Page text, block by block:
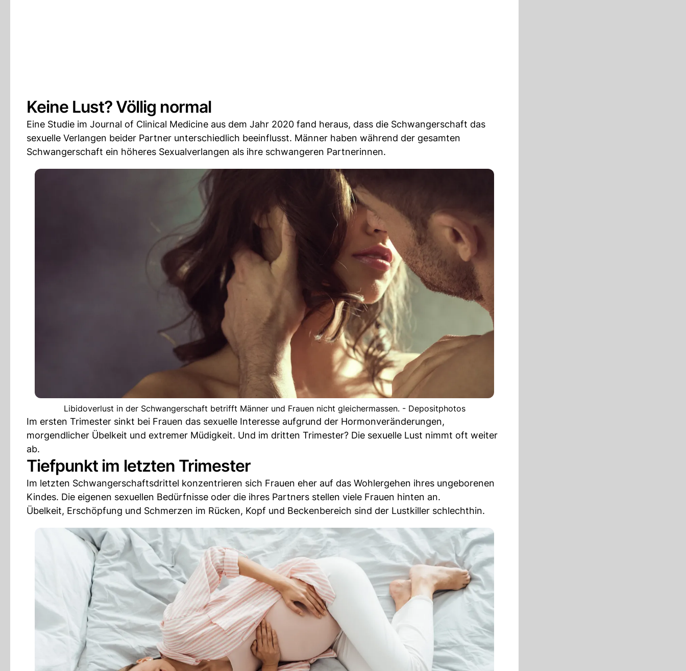
Keine Lust? Völlig normal
Eine Studie im Journal of Clinical Medicine aus dem Jahr 2020 fand heraus, dass die Schwangerschaft das
sexuelle Verlangen beider Partner unterschiedlich beeinflusst. Männer haben während der gesamten
Schwangerschaft ein höheres Sexualverlangen als ihre schwangeren Partnerinnen.
Libidoverlust in der Schwangerschaft betrifft Männer und Frauen nicht gleichermassen. - Depositphotos
Im ersten Trimester sinkt bei Frauen das sexuelle Interesse aufgrund der Hormonveränderungen,
morgendlicher Übelkeit und extremer Müdigkeit. Und im dritten Trimester? Die sexuelle Lust nimmt oft weiter
ab.
Tiefpunkt im letzten Trimester
Im letzten Schwangerschaftsdrittel konzentrieren sich Frauen eher auf das Wohlergehen ihres ungeborenen
Kindes. Die eigenen sexuellen Bedürfnisse oder die ihres Partners stellen viele Frauen hinten an.
Übelkeit, Erschöpfung und Schmerzen im Rücken, Kopf und Beckenbereich sind der Lustkiller schlechthin.